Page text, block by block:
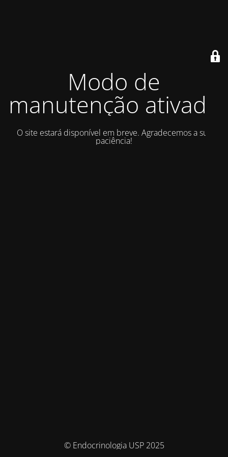
Modo de
manutenção ativado
O site estará disponível em breve. Agradecemos a sua
paciência!
© Endocrinologia USP 2025